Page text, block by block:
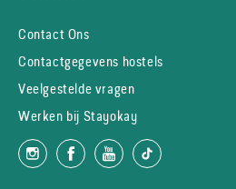
Contact Ons
Contactgegevens hostels
Veelgestelde vragen
Werken bij Stayokay